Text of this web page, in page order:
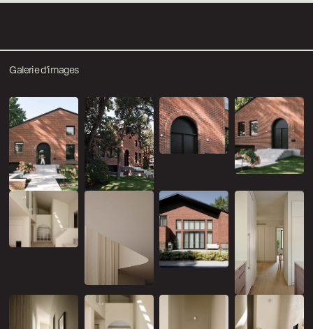
Galerie d’images